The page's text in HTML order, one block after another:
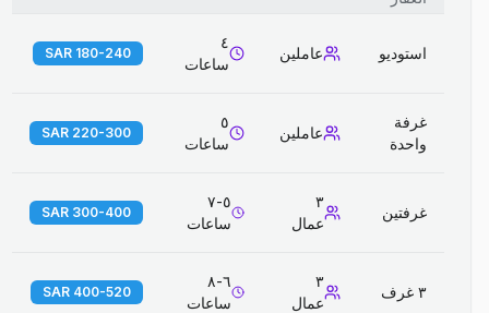
استوديو عاملين
٤
ساعات
180-240 SAR
غرفة
واحدة
عاملين
٥
ساعات
220-300 SAR
غرفتين
٣
عمال
٥-٧
ساعات
300-400 SAR
٣ غرف
٣
عمال
٦-٨
ساعات
400-520 SAR